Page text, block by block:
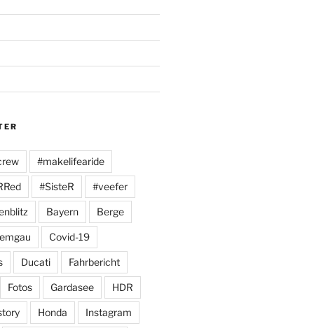
#makelifearide
#SisteR #veefer
Bayern Berge
Covid-19
Ducati Fahrbericht
Fotos Gardasee HDR
Honda Instagram